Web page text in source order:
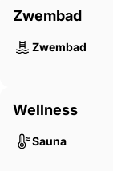
Zwembad
Zwembad
Wellness
Sauna